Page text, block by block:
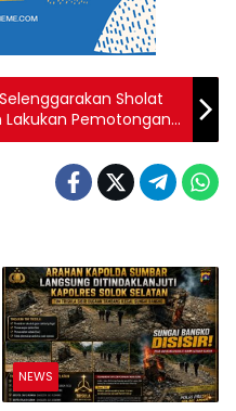
Sholat
Lakukan Pemotongan
NEWS